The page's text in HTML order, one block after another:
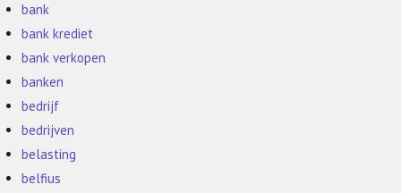
bank
bank krediet
bank verkopen
banken
bedrijf
bedrijven
belasting
belfius